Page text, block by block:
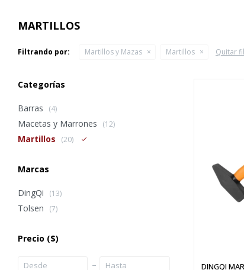
MARTILLOS
Filtrando por: Martillos y Mazas Martillos Quitar
DINGQI
Categorías
Barras (4)
Macetas y Marrones (12)
Martillos (20)
Marcas
DingQi (13)
Tolsen (7)
Precio ($)